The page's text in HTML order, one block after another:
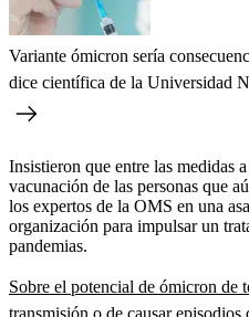
Variante ómicron sería
dice científica de la Universidad
Insistieron que entre las medidas
vacunación de las personas que
los expertos de la OMS en una
organización para impulsar un
pandemias.
Sobre el potencial de ómicron de
transmisión o de causar